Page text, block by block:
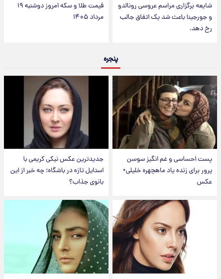
شایعه برگزاری مراسم عروسی رونالدو
و جورجینا باعث شد یک اتفاق جالب
رخ دهد.
قیمت طلا و سکه امروز دوشنبه ۱۹
مرداد ۱۴۰۵
پنجره
پست احساسی و غم انگیز سوسن
پرور برای زنده یاد ماهچهره خلیلی+
عکس
جدیدترین عکس نیکی کریمی با
استایل تازه در باشگاه؛ چه خبر از این
بانوی جذاب؟